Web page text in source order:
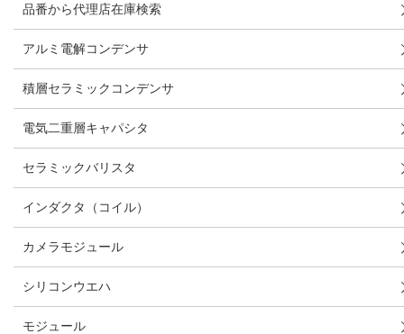
品番から代理店在庫検索
アルミ電解コンデンサ
積層セラミックコンデンサ
電気二重層キャパシタ
セラミックバリスタ
インダクタ（コイル）
カメラモジュール
シリコンウエハ
モジュール